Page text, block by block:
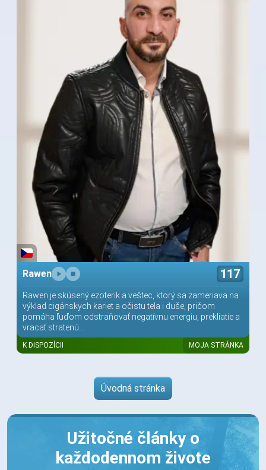
Rawen 117
Rawen je skúsený ezoterik a veštec, ktorý sa zameriava na
výklad cigánskych kariet a očistu tela i duše, pričom
pomáha ľuďom odstraňovať negatívnu energiu, prekliatie a
vracať stratenú...
K DISPOZÍCII MOJA STRÁNKA
Úvodná stránka
Užitočné články o
každodennom živote